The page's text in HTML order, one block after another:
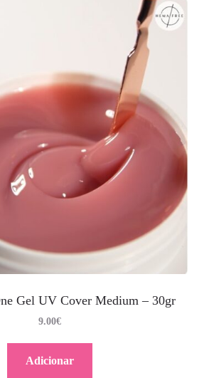
Gel UV Cover Medium – 30gr
9.00€
Adicionar